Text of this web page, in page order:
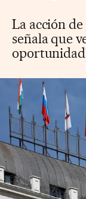
La acción de
señala que